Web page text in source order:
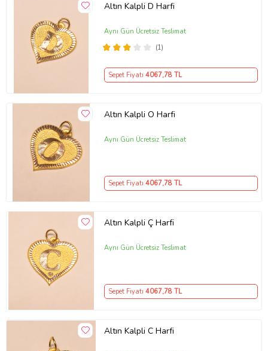
Altın Kalpli D Harfi
(1)
Aynı Gün Ücretsiz Teslimat
Sepet Fiyatı 4067,78 TL
Altın Kalpli O Harfi
Aynı Gün Ücretsiz Teslimat
Sepet Fiyatı 4067,78 TL
Altın Kalpli Ç Harfi
Aynı Gün Ücretsiz Teslimat
Sepet Fiyatı 4067,78 TL
Altın Kalpli C Harfi